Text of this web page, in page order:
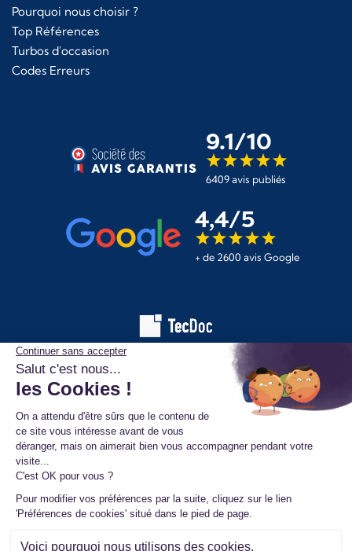
Pourquoi nous choisir ?
Top Références
Turbos d'occasion
Codes Erreurs
9.1/10
6409 avis publiés
4,4/5
+ de 2600 avis Google
Les informations affichées sur ce site de pièces automobiles
proviennent de la base de données TecDoc. Elles sont protégées
par le droit d’auteur et ne peuvent en aucun cas être copiées,
reproduites, utilisées ou diffusées sans l’autorisation préalable de
TecAlliance. Toute utilisation non autorisée constitue une infraction
et pourra faire l’objet de poursuites.
Mentions légales
Conditions générales de vente